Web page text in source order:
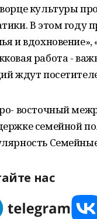
культуры
В этом году
и
работа -
ждут
восточный
семейной
нас